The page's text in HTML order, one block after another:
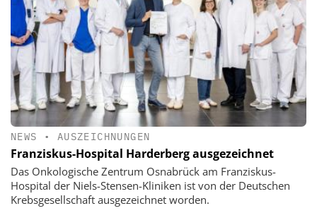
NEWS • AUSZEICHNUNGEN
Franziskus-Hospital Harderberg ausgezeichnet
Das Onkologische Zentrum Osnabrück am Franziskus-
Hospital der Niels-Stensen-Kliniken ist von der Deutschen
Krebsgesellschaft ausgezeichnet worden.